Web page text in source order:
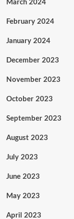
March 2024
February 2024
January 2024
December 2023
November 2023
October 2023
September 2023
August 2023
July 2023
June 2023
May 2023
April 2023